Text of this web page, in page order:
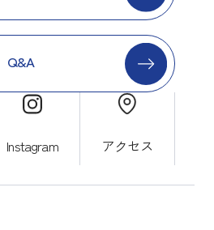
Q&A
Instagram アクセス